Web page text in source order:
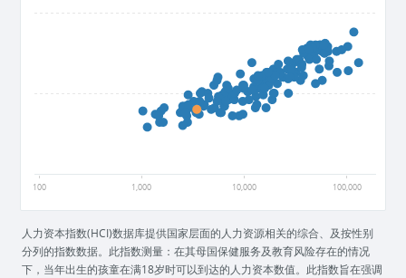
100 1,000 10,000 100,000
人力资本指数(HCI)数据库提供国家层面的人力资源相关的综合、及按性别
分列的指数数据。此指数测量：在其母国保健服务及教育风险存在的情况
下，当年出生的孩童在满18岁时可以到达的人力资本数值。此指数旨在强调